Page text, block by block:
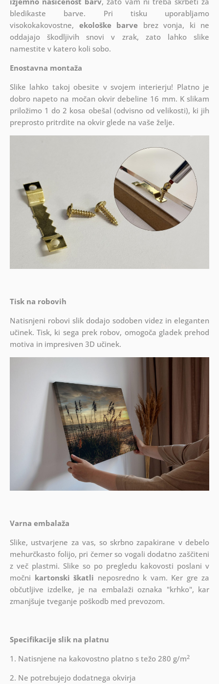
bledikaste barve. Pri tisku uporabljamo
visokokakovostne, ekološke barve brez vonja, ki ne
oddajajo škodljivih snovi v zrak, zato lahko slike
namestite v katero koli sobo.
Enostavna montaža
Slike lahko takoj obesite v svojem interierju! Platno je
dobro napeto na močan okvir debeline 16 mm. K slikam
priložimo 1 do 2 kosa obešal (odvisno od velikosti), ki jih
preprosto pritrdite na okvir glede na vaše želje.
Tisk na robovih
Natisnjeni robovi slik dodajo sodoben videz in eleganten
učinek. Tisk, ki sega prek robov, omogoča gladek prehod
motiva in impresiven 3D učinek.
Varna embalaža
Slike, ustvarjene za vas, so skrbno zapakirane v debelo
mehurčkasto folijo, pri čemer so vogali dodatno zaščiteni
z več plastmi. Slike so po pregledu kakovosti poslani v
močni kartonski škatli neposredno k vam. Ker gre za
občutljive izdelke, je na embalaži oznaka "krhko", kar
zmanjšuje tveganje poškodb med prevozom.
Specifikacije slik na platnu
1. Natisnjene na kakovostno platno s težo 280 g/m2
2. Ne potrebujejo dodatnega okvirja